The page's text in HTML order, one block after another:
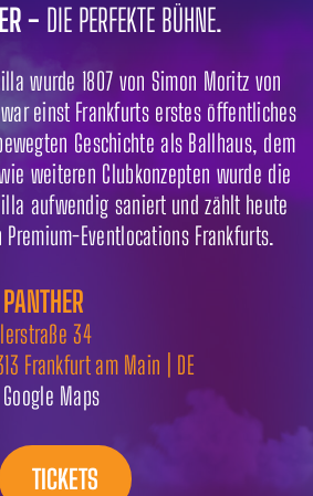
- DIE PERFEKTE BÜHNE.
wurde 1807 von Simon Moritz von
einst Frankfurts erstes öffentliches
Geschichte als Ballhaus, dem
weiteren Clubkonzepten wurde die
aufwendig saniert und zählt heute
Eventlocations Frankfurts.
34
Frankfurt am Main | DE
Maps
TICKETS